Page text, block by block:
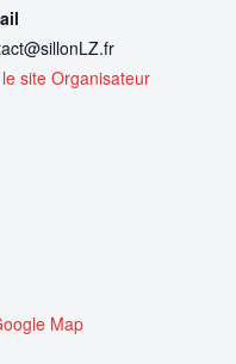
Map
site Organisateur